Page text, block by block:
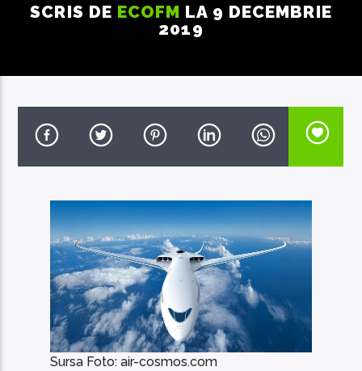
EcoFM Chisinau
SCRIS DE ECOFM LA 9 DECEMBRIE
2019
Sursa Foto: air-cosmos.com